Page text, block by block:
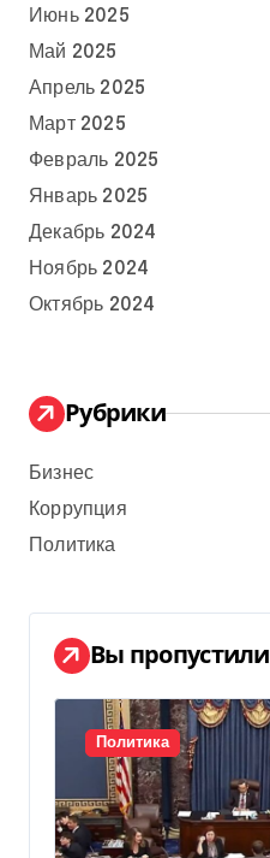
Июнь 2025
Май 2025
Апрель 2025
Март 2025
Февраль 2025
Январь 2025
Декабрь 2024
Ноябрь 2024
Октябрь 2024
Рубрики
Бизнес
Коррупция
Политика
Вы пропустили
Политика